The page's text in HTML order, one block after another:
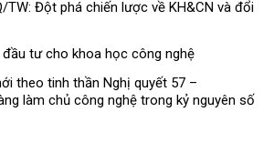
TW: Đột phá chiến lược về KH&CN và đổi
đầu tư cho khoa học công nghệ
theo tinh thần Nghị quyết 57 –
làm chủ công nghệ trong kỷ nguyên số